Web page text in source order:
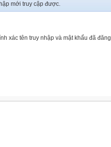
mới truy cập được.
xác tên truy nhập và mật khẩu đã đăng